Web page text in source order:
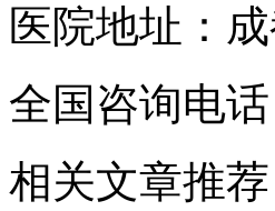
医院地址：
全国咨询电话
相关文章推荐